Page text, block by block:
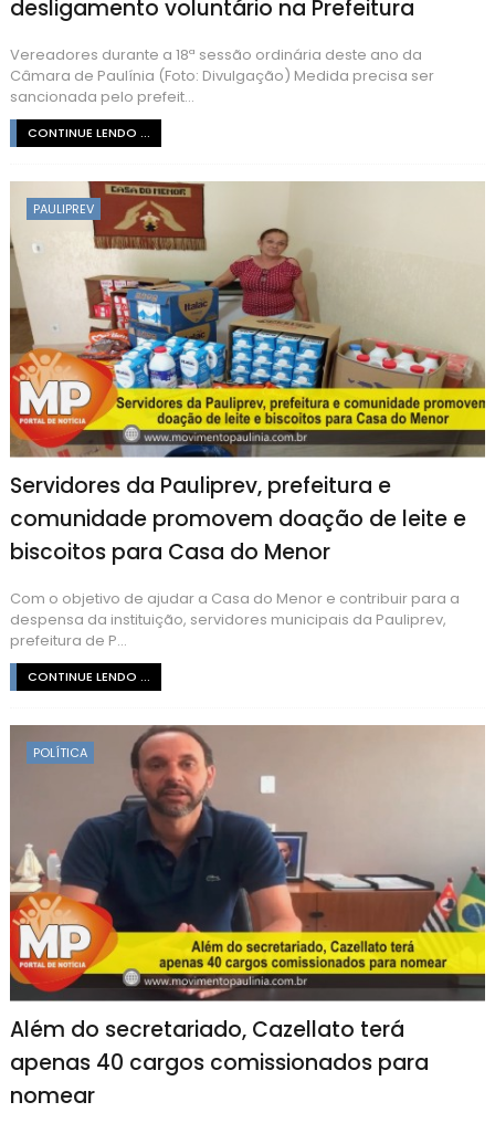
desligamento voluntário na Prefeitura
Vereadores durante a 18ª sessão ordinária deste ano da
Câmara de Paulínia (Foto: Divulgação) Medida precisa ser
sancionada pelo prefeit...
CONTINUE LENDO ...
PAULIPREV
Servidores da Pauliprev, prefeitura e
comunidade promovem doação de leite e
biscoitos para Casa do Menor
Com o objetivo de ajudar a Casa do Menor e contribuir para a
despensa da instituição, servidores municipais da Pauliprev,
prefeitura de P...
CONTINUE LENDO ...
POLÍTICA
Além do secretariado, Cazellato terá
apenas 40 cargos comissionados para
nomear